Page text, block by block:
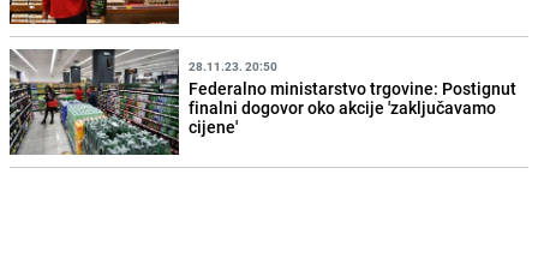
28.11.23. 20:50
Federalno ministarstvo trgovine: Postignut
finalni dogovor oko akcije 'zaključavamo
cijene'